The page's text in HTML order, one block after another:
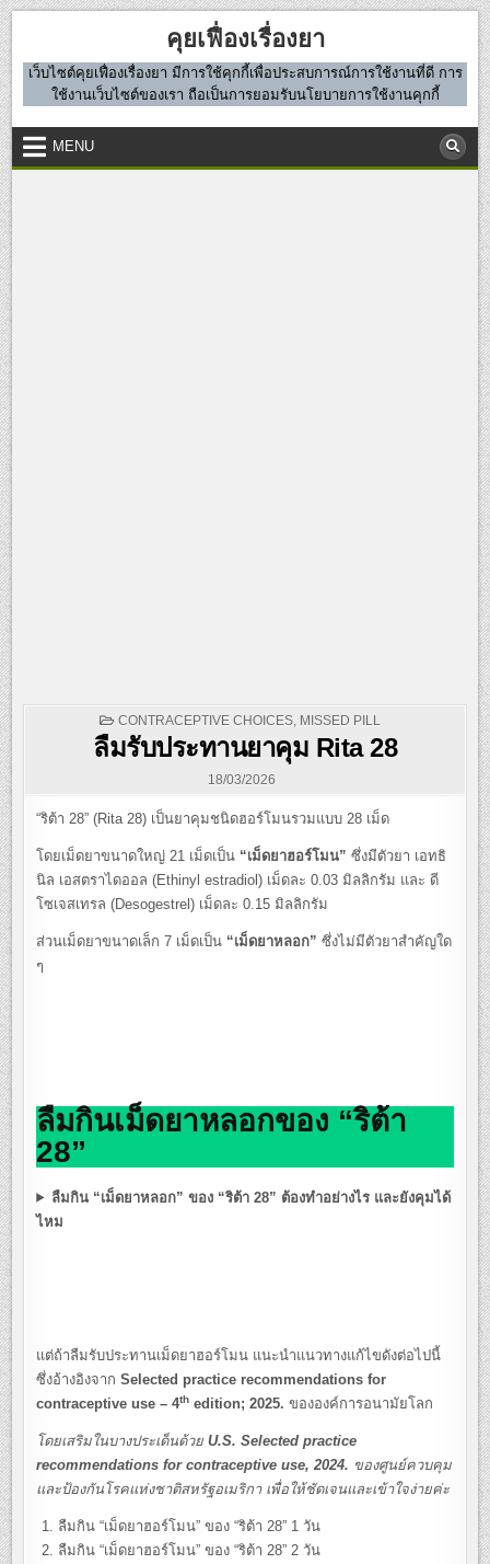
Skip
to
content
คุยเฟื่องเรื่องยา
เว็บไซต์คุยเฟื่องเรื่องยา มีการใช้คุกกี้เพื่อประสบการณ์การใช้งานที่ดี การ
ใช้งานเว็บไซต์ของเรา ถือเป็นการยอมรับนโยบายการใช้งานคุกกี้
MENU
POSTED
CONTRACEPTIVE CHOICES, MISSED PILL
ลืมรับประทานยาคุม Rita 28
18/03/2026
“ริต้า 28” (Rita 28) เป็นยาคุมชนิดฮอร์โมนรวมแบบ 28 เม็ด
โดยเม็ดยาขนาดใหญ่ 21 เม็ดเป็น “เม็ดยาฮอร์โมน” ซึ่งมีตัวยา เอทธิ
นิล เอสตราไดออล (Ethinyl estradiol) เม็ดละ 0.03 มิลลิกรัม และ ดี
โซเจสเทรล (Desogestrel) เม็ดละ 0.15 มิลลิกรัม
ส่วนเม็ดยาขนาดเล็ก 7 เม็ดเป็น “เม็ดยาหลอก” ซึ่งไม่มีตัวยาสำคัญใด
ๆ
ลืมกินเม็ดยาหลอกของ “ริต้า
28”
ลืมกิน “เม็ดยาหลอก” ของ “ริต้า 28” ต้องทำอย่างไร และยังคุมได้
ไหม
แต่ถ้าลืมรับประทานเม็ดยาฮอร์โมน แนะนำแนวทางแก้ไขดังต่อไปนี้
ซึ่งอ้างอิงจากSelected practice recommendations for
contraceptive use – 4th edition; 2025. ขององค์การอนามัยโลก
โดยเสริมในบางประเด็นด้วยU.S. Selected practice
recommendations for contraceptive use, 2024. ของศูนย์ควบคุม
และป้องกันโรคแห่งชาติสหรัฐอเมริกา เพื่อให้ชัดเจนและเข้าใจง่ายค่ะ
ลืมกิน “เม็ดยาฮอร์โมน” ของ “ริต้า 28” 1 วัน
ลืมกิน “เม็ดยาฮอร์โมน” ของ “ริต้า 28” 2 วัน